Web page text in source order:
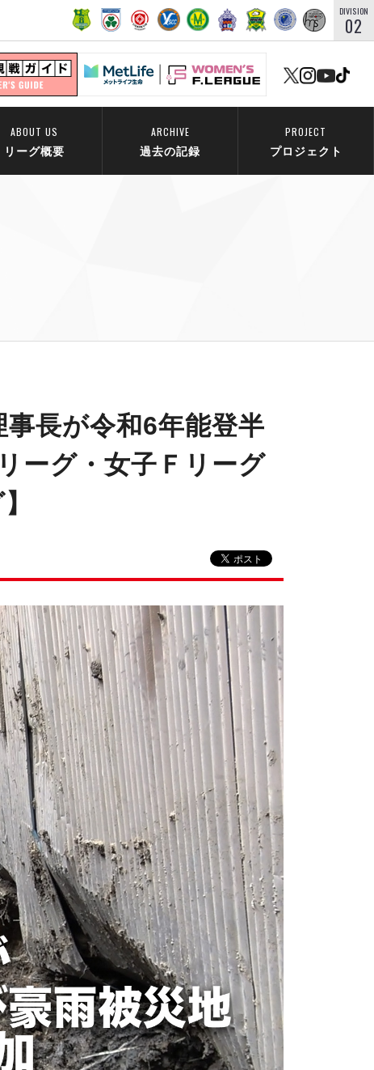
DIVISION
02
ABOUT US
リーグ概要
ARCHIVE
過去の記録
PROJECT
プロジェクト
長が令和6年能登半
ーグ・女子Ｆリーグ